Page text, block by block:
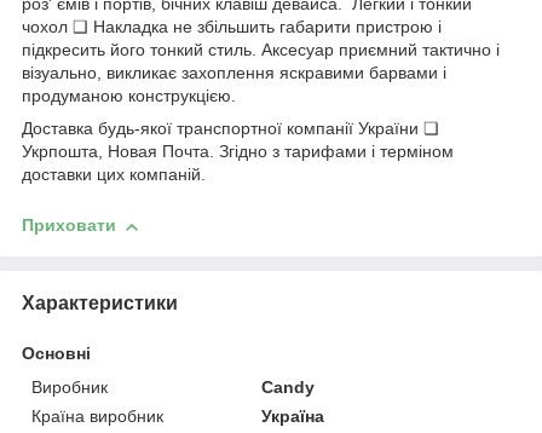
роз' ємів і портів, бічних клавіш девайса. Легкий і тонкий
чохол ❑ Накладка не збільшить габарити пристрою і
підкресить його тонкий стиль. Аксесуар приємний тактично і
візуально, викликає захоплення яскравими барвами і
продуманою конструкцією.
Доставка будь-якої транспортної компанії України ❏
Укрпошта, Новая Почта. Згідно з тарифами і терміном
доставки цих компаній.
Приховати
Характеристики
Основні
Виробник
Candy
Країна виробник
Україна